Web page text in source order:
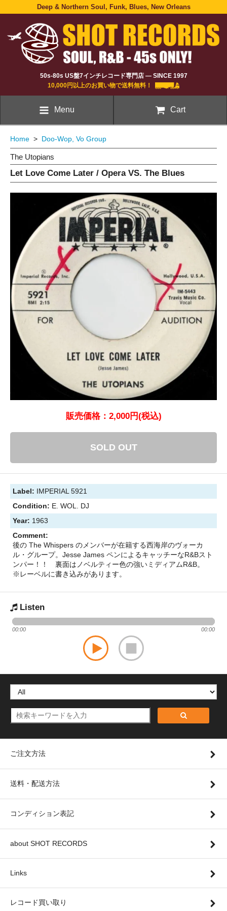
Deep & Northern Soul, Funk, Blues, New Orleans
50s-80s US盤7インチレコード専門店 — SINCE 1997
10,000円以上のお買い物で送料無料！
Menu Cart
Home > Doo-Wop, Vo Group
The Utopians
Let Love Come Later / Opera VS. The Blues
販売価格：2,000円(税込)
SOLD OUT
Label: IMPERIAL 5921
Condition: E. WOL. DJ
Year: 1963
Comment:
後の The Whispers のメンバーが在籍する西海岸のヴォーカ
ル・グループ。Jesse James ペンによるキャッチーなR&Bスト
ンパー！！ 裏面はノベルティー色の強いミディアムR&B。
※レーベルに書き込みがあります。
Listen
00:00 00:00
ご注文方法
送料・配送方法
コンディション表記
about SHOT RECORDS
Links
レコード買い取り